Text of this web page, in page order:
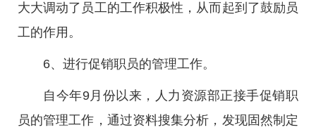
大大调动了员工的工作积极性，从而起到了鼓励员
工的作用。
6、进行促销职员的管理工作。
自今年9月份以来，人力资源部正接手促销职
员的管理工作，通过资料搜集分析，发现固然制定